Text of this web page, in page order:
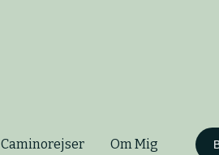
Caminorejser Om Mig